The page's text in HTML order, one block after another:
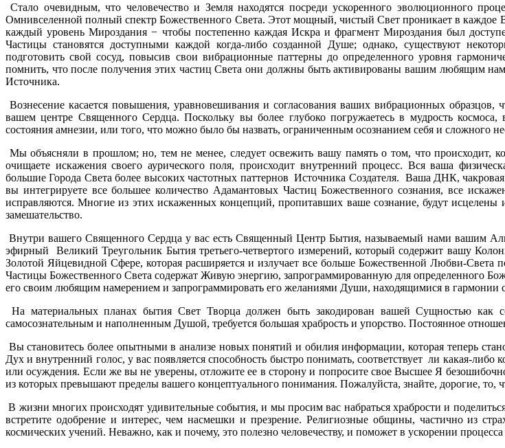
Стало очевидным, что человечество и Земля находятся посреди ускоренного эволюционного
Омнивселенной полный спектр Божественного Света. Этот мощный, чистый Свет проникает в
каждый уровень Мироздания − чтобы постепенно каждая Искра и фрагмент Мироздания был
Частицы становятся доступными каждой когда-либо созданной Душе; однако, существуют
подготовить свой сосуд, повысив свои вибрационные паттерны до определенного уровня
помнить, что после получения этих частиц Света они должны быть активированы вашим любящим
Источника.
Вознесение касается повышения, уравновешивания и согласования ваших вибрационных
вашем центре Священного Сердца. Поскольку вы более глубоко погружаетесь в мудрость
состояния амнезии, или того, что можно было бы назвать, ограниченным осознанием себя и сложного
Мы объясняли в прошлом; но, тем не менее, следует освежить вашу память о том, что происходит,
очищаете искажения своего аурического поля, происходит внутренний процесс. Вся ваша
большие Города Света более высоких частотных паттернов Источника Создателя. Ваша ДНК,
вы интегрируете все большее количество Адамантовых Частиц Божественного сознания, все
исправляются. Многие из этих искаженных концепций, пропитавших ваше сознание, будут
замешательство.
Внутри вашего Священного Сердца у вас есть Священный Центр Бытия, называемый нами вашим
эфирный Великий Треугольник Бытия третьего-четвертого измерений, который содержит вашу
Золотой Яйцевидной Сфере, которая расширяется и излучает все больше Божественной Любви-Света
Частицы Божественного Света содержат Живую энергию, запрограммированную для определенного
его своим любящим намерением и запрограммировать его желаниями Души, находящимися в
На материальных планах бытия Свет Творца должен быть закодирован вашей Сущностью
самосознательным и наполненным Душой, требуется большая храбрость и упорство. Постоянное
Вы становитесь более опытными в анализе новых понятий и обилия информации, которая теперь
Дух и внутренний голос, у вас появляется способность быстро понимать, соответствует ли какая-либо
или осуждения. Если же вы не уверены, отложите ее в сторону и попросите свое Высшее Я
из которых превышают пределы вашего концептуального понимания. Пожалуйста, знайте, дорогие, то,
В жизни многих происходят удивительные события, и мы просим вас набраться храбрости и
встретите одобрение и интерес, чем насмешки и презрение. Религиозные общины, частично из
космических учений. Неважно, как и почему, это полезно человечеству, и поможет в ускорении